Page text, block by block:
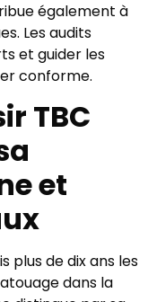
également à
Les audits
et guider les
conforme.
TBC
et
plus de dix ans les
dans la